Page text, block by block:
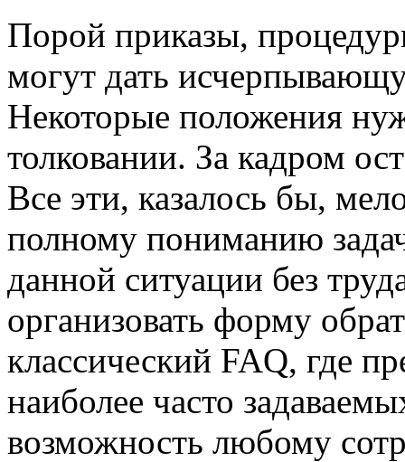
Порой приказы,
могут дать
Некоторые положения
толковании. За кадром
Все эти, казалось бы,
полному пониманию
данной ситуации без
организовать форму
классический FAQ, где
наиболее часто
возможность любому